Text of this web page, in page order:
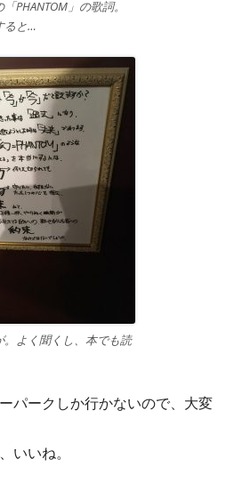
PHANTOM」の歌詞。
ると…
。よく聞くし、本でも読
パークしか行かないので、大変
いいね。